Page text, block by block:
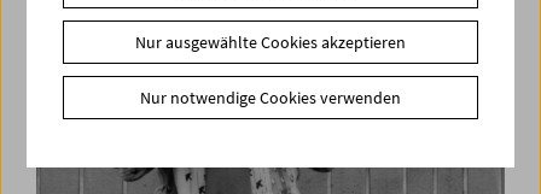
Nur ausgewählte Cookies akzeptieren
Nur notwendige Cookies verwenden